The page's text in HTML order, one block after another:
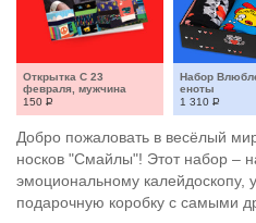
Открытка С 23
февраля, мужчина
150 Р
Набор
еноты
1 310 Р
Добро пожаловать в весёлый
носков "Смайлы"! Этот набор –
эмоциональному калейдоскопу,
подарочную коробку с самыми